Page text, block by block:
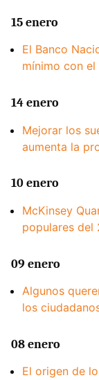
15 enero
El Banco
mínimo con el
14 enero
Mejorar los
aumenta la
10 enero
McKinsey
populares del
09 enero
Algunos
los
08 enero
El origen de